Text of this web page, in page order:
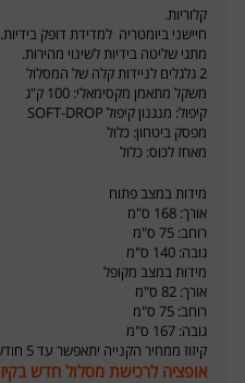
קלוריות.
חיישני ביומטריה למדידת דופק בידיות.
מתגי שליטה בידיות לשינוי מהירות.
2 גלגלים לניידות קלה של המסלול
משקל מתאמן מקסימאלי: 100 ק"ג
קיפול: מנגנון קיפול SOFT-DROP
מפסק ביטחון: כלול
מאחז לכוס: כלול
מידות במצב פתוח
אורך: 168 ס"מ
רוחב: 75 ס"מ
גובה: 140 ס"מ
מידות במצב מקופל
אורך: 82 ס"מ
רוחב: 75 ס"מ
גובה: 167 ס"מ
קיזוז ממחיר הקנייה יתאפשר עד 5 חודשי השכרה.
אופציה לרכישת מסלול חדש